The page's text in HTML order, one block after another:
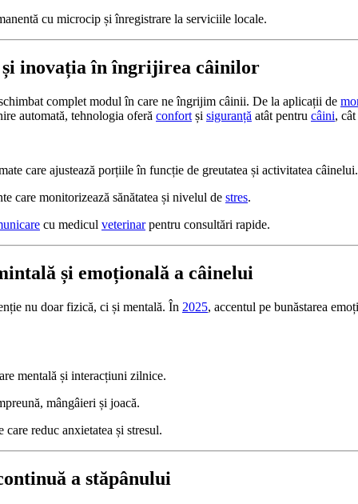
cu microcip și înregistrare la serviciile locale.
și inovația în îngrijirea câinilor
complet modul în care ne îngrijim câinii. De la aplicații de
automată, tehnologia oferă confort și siguranță atât pentru câini,
care ajustează porțiile în funcție de greutatea și activitatea câinelui.
care monitorizează sănătatea și nivelul de stres.
cu medicul veterinarpentru consultări rapide.
și emoțională a câinelui
nu doar fizică, ci și mentală. În 2025, accentul pe bunăstarea
mentală și interacțiuni zilnice.
mângâieri și joacă.
care reduc anxietatea și stresul.
a stăpânului